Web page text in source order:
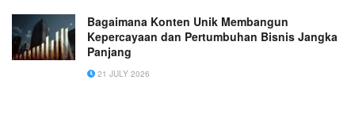
Bagaimana Konten Unik Membangun
Kepercayaan dan Pertumbuhan Bisnis Jangka
Panjang
21 JULY 2026